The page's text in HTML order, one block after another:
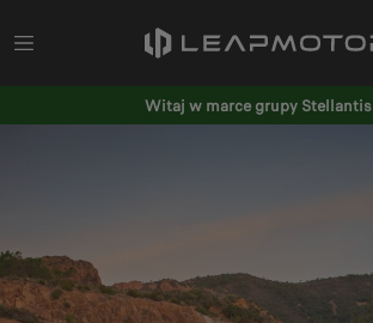
Witaj w marce grupy Stellantis